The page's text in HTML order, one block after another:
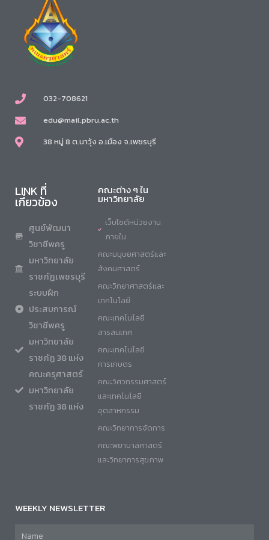
032-708621
edu@mail.pbru.ac.th
38 หมู่ 8 ต.นาวุ้ง อ.เมือง จ.เพชรบุรี
LINK ที่
เกี่ยวข้อง
ศูนย์พัฒนา
วิชาชีพครู
มหาวิทยาลัย
ราชภัฏเพชรบุรี
ระบบฝึก
ประสบการณ์
วิชาชีพครู
มหาวิทยาลัย
ราชภัฏ 38 แห่ง
คณะครุศาสตร์
มหาวิทยาลัย
ราชภัฏ 38 แห่ง
คณะต่าง ๆ ใน
มหาวิทยาลัย
เว็บไซต์หน่วยงาน
ภายใน
คณะมนุษยศาสตร์และ
สังคมศาสตร์
คณะวิทยาศาสตร์และ
เทคโนโลยี
คณะเทคโนโลยี
สารสนเทศ
คณะเทคโนโลยี
การเกษตร
คณะวิศวกรรมศาสตร์
และเทคโนโลยี
อุตสาหกรรม
คณะวิทยาการจัดการ
คณะพยาบาลศาสตร์
และวิทยาการสุขภาพ
WEEKLY NEWSLETTER